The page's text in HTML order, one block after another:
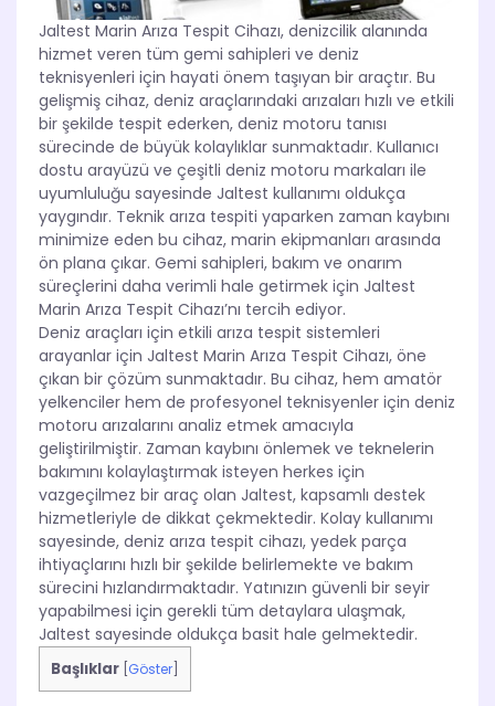
Jaltest Marin Arıza Tespit Cihazı, denizcilik alanında
hizmet veren tüm gemi sahipleri ve deniz
teknisyenleri için hayati önem taşıyan bir araçtır. Bu
gelişmiş cihaz, deniz araçlarındaki arızaları hızlı ve etkili
bir şekilde tespit ederken, deniz motoru tanısı
sürecinde de büyük kolaylıklar sunmaktadır. Kullanıcı
dostu arayüzü ve çeşitli deniz motoru markaları ile
uyumluluğu sayesinde Jaltest kullanımı oldukça
yaygındır. Teknik arıza tespiti yaparken zaman kaybını
minimize eden bu cihaz, marin ekipmanları arasında
ön plana çıkar. Gemi sahipleri, bakım ve onarım
süreçlerini daha verimli hale getirmek için Jaltest
Marin Arıza Tespit Cihazı’nı tercih ediyor.
Deniz araçları için etkili arıza tespit sistemleri
arayanlar için Jaltest Marin Arıza Tespit Cihazı, öne
çıkan bir çözüm sunmaktadır. Bu cihaz, hem amatör
yelkenciler hem de profesyonel teknisyenler için deniz
motoru arızalarını analiz etmek amacıyla
geliştirilmiştir. Zaman kaybını önlemek ve teknelerin
bakımını kolaylaştırmak isteyen herkes için
vazgeçilmez bir araç olan Jaltest, kapsamlı destek
hizmetleriyle de dikkat çekmektedir. Kolay kullanımı
sayesinde, deniz arıza tespit cihazı, yedek parça
ihtiyaçlarını hızlı bir şekilde belirlemekte ve bakım
sürecini hızlandırmaktadır. Yatınızın güvenli bir seyir
yapabilmesi için gerekli tüm detaylara ulaşmak,
Jaltest sayesinde oldukça basit hale gelmektedir.
Başlıklar Göster